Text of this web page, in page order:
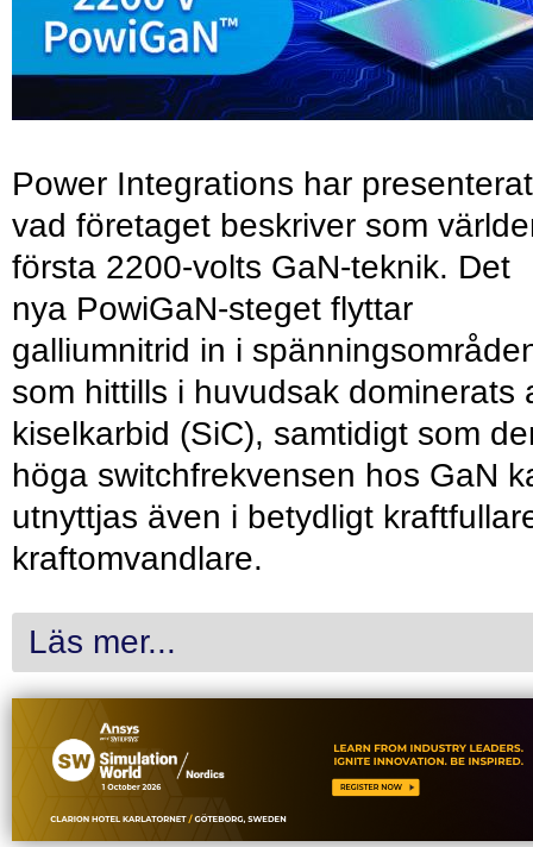
Power Integrations har presenterat
vad företaget beskriver som
första 2200-volts GaN-teknik. Det
nya PowiGaN-steget flyttar
galliumnitrid in i
som hittills i huvudsak dominerats
kiselkarbid (SiC), samtidigt som
höga switchfrekvensen hos GaN
utnyttjas även i betydligt
kraftomvandlare.
Läs mer...